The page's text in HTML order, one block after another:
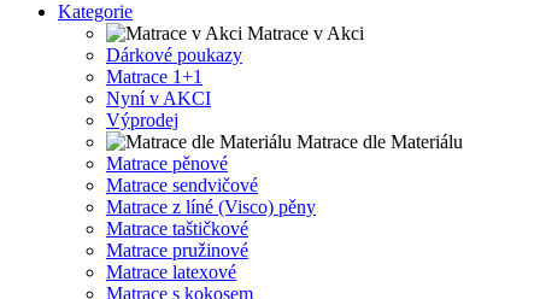
Kategorie
Matrace v Akci
Dárkové poukazy
Matrace 1+1
Nyní v AKCI
Výprodej
Matrace dle Materiálu
Matrace pěnové
Matrace sendvičové
Matrace z líné (Visco) pěny
Matrace taštičkové
Matrace pružinové
Matrace latexové
Matrace s kokosem